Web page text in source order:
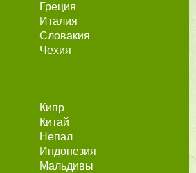
Греция
Италия
Словакия
Чехия
Кипр
Китай
Непал
Индонезия
Мальдивы